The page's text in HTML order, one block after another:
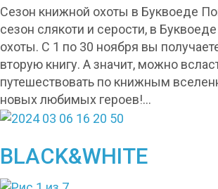
Сезон книжной охоты в Буквоеде
сезон слякоти и серости, в
охоты. С 1 по 30 ноября вы
вторую книгу. А значит, можно
путешествовать по книжным
новых любимых героев!…
BLACK&WHITE